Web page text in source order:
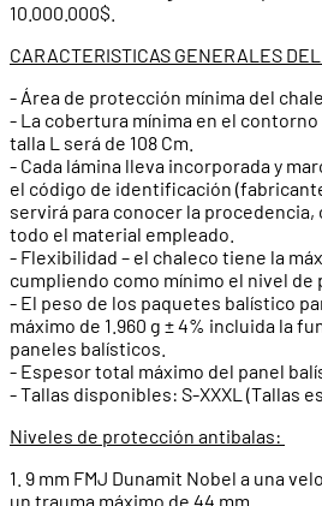
10.000.000$.
CARACTERISTICAS GENERALES
- Área de protección mínima del
- La cobertura mínima en el
talla L será de 108 Cm.
- Cada lámina lleva incorporada y
el código de identificación
servirá para conocer la procedencia,
todo el material empleado.
- Flexibilidad – el chaleco tiene la
cumpliendo como mínimo el nivel
- El peso de los paquetes balístico
máximo de 1.960 g ± 4% incluida la
paneles balísticos.
- Espesor total máximo del panel
- Tallas disponibles: S-XXXL (Tallas
Niveles de protección antibalas:
1. 9 mm FMJ Dunamit Nobel a una
un trauma máximo de 44 mm.